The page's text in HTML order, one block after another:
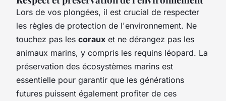
Lors de vos plongées, il est crucial de respecter
les règles de protection de l'environnement. Ne
touchez pas les coraux et ne dérangez pas les
animaux marins, y compris les requins léopard. La
préservation des écosystèmes marins est
essentielle pour garantir que les générations
futures puissent également profiter de ces